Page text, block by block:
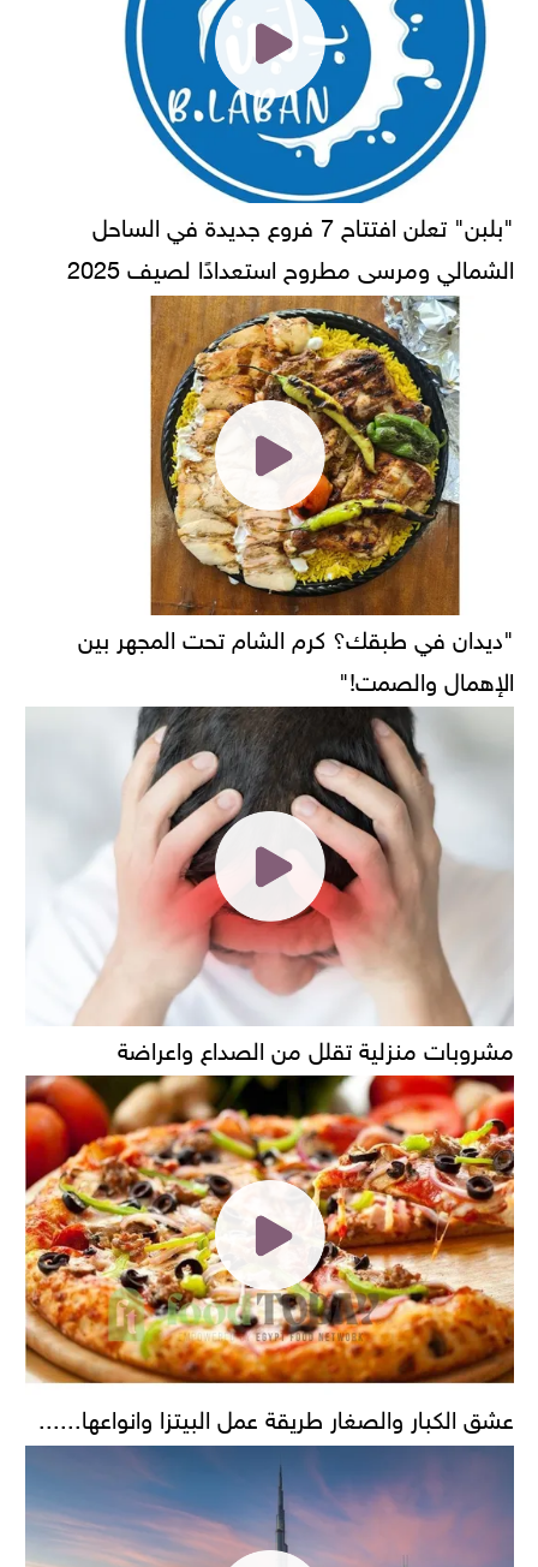
"بلبن" تعلن افتتاح 7 فروع جديدة في الساحل
الشمالي ومرسى مطروح استعدادًا لصيف 2025
"ديدان في طبقك؟ كرم الشام تحت المجهر بين
الإهمال والصمت!"
مشروبات منزلية تقلل من الصداع واعراضة
عشق الكبار والصغار طريقة عمل البيتزا وانواعها......